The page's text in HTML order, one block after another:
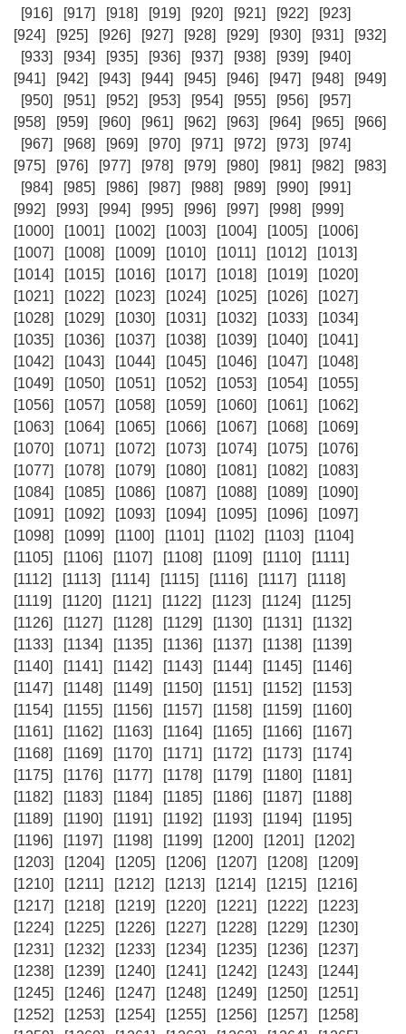
[916] [917] [918] [919] [920] [921] [922]
[923]
[924]
[925] [926] [927] [928] [929] [930] [931]
[932]
[933]
[934] [935] [936] [937] [938] [939]
[940]
[941]
[942] [943] [944] [945] [946] [947] [948]
[949]
[950]
[951] [952] [953] [954] [955] [956]
[957]
[958]
[959] [960] [961] [962] [963] [964] [965]
[966]
[967]
[968] [969] [970] [971] [972] [973]
[974]
[975]
[976] [977] [978] [979] [980] [981] [982]
[983]
[984]
[985] [986] [987] [988] [989] [990]
[991]
[992]
[993] [994] [995] [996] [997] [998]
[999]
[1000]
[1001] [1002] [1003] [1004] [1005]
[1006]
[1007]
[1008] [1009] [1010] [1011] [1012]
[1013]
[1014]
[1015] [1016] [1017] [1018] [1019]
[1020]
[1021]
[1022] [1023] [1024] [1025] [1026]
[1027]
[1028]
[1029] [1030] [1031] [1032] [1033]
[1034]
[1035]
[1036] [1037] [1038] [1039] [1040]
[1041]
[1042]
[1043] [1044] [1045] [1046] [1047]
[1048]
[1049]
[1050] [1051] [1052] [1053] [1054]
[1055]
[1056]
[1057] [1058] [1059] [1060] [1061]
[1062]
[1063]
[1064] [1065] [1066] [1067] [1068]
[1069]
[1070]
[1071] [1072] [1073] [1074] [1075]
[1076]
[1077]
[1078] [1079] [1080] [1081] [1082]
[1083]
[1084]
[1085] [1086] [1087] [1088] [1089]
[1090]
[1091]
[1092] [1093] [1094] [1095] [1096]
[1097]
[1098]
[1099] [1100] [1101] [1102] [1103]
[1104]
[1105]
[1106] [1107] [1108] [1109] [1110]
[1111]
[1112]
[1113] [1114] [1115] [1116] [1117]
[1118]
[1119]
[1120] [1121] [1122] [1123] [1124]
[1125]
[1126]
[1127] [1128] [1129] [1130] [1131]
[1132]
[1133]
[1134] [1135] [1136] [1137] [1138]
[1139]
[1140]
[1141] [1142] [1143] [1144] [1145]
[1146]
[1147]
[1148] [1149] [1150] [1151] [1152]
[1153]
[1154]
[1155] [1156] [1157] [1158] [1159]
[1160]
[1161]
[1162] [1163] [1164] [1165] [1166]
[1167]
[1168]
[1169] [1170] [1171] [1172] [1173]
[1174]
[1175]
[1176] [1177] [1178] [1179] [1180]
[1181]
[1182]
[1183] [1184] [1185] [1186] [1187]
[1188]
[1189]
[1190] [1191] [1192] [1193] [1194]
[1195]
[1196]
[1197] [1198] [1199] [1200] [1201]
[1202]
[1203]
[1204] [1205] [1206] [1207] [1208]
[1209]
[1210]
[1211] [1212] [1213] [1214] [1215]
[1216]
[1217]
[1218] [1219] [1220] [1221] [1222]
[1223]
[1224]
[1225] [1226] [1227] [1228] [1229]
[1230]
[1231]
[1232] [1233] [1234] [1235] [1236]
[1237]
[1238]
[1239] [1240] [1241] [1242] [1243]
[1244]
[1245]
[1246] [1247] [1248] [1249] [1250]
[1251]
[1252]
[1253] [1254] [1255] [1256] [1257]
[1258]